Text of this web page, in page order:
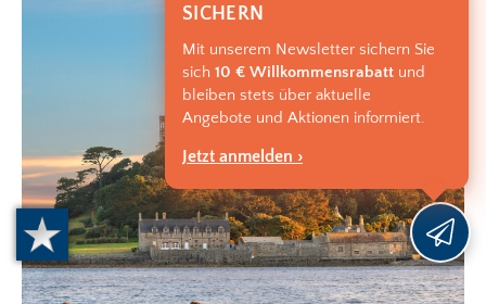
SICHERN
Mit unserem Newsletter sichern Sie
sich 10 € Willkommensrabatt und
bleiben stets über aktuelle
Angebote und Aktionen informiert.
Jetzt anmelden ›